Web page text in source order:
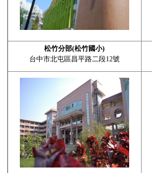
松竹分部(松竹國小)
台中市北屯區昌平路二段12號